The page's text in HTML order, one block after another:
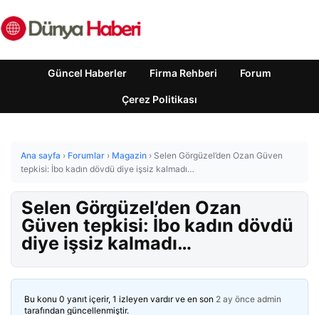
Güncel Haberler Firma Rehberi Forum
Çerez Politikası
Ana sayfa › Forumlar › Magazin › Selen Görgüzel’den Ozan Güven
tepkisi: İbo kadın dövdü diye işsiz kalmadı…
Selen Görgüzel’den Ozan
Güven tepkisi: İbo kadın dövdü
diye işsiz kalmadı…
Bu konu 0 yanıt içerir, 1 izleyen vardır ve en son 2 ay önce admin
tarafından güncellenmiştir.